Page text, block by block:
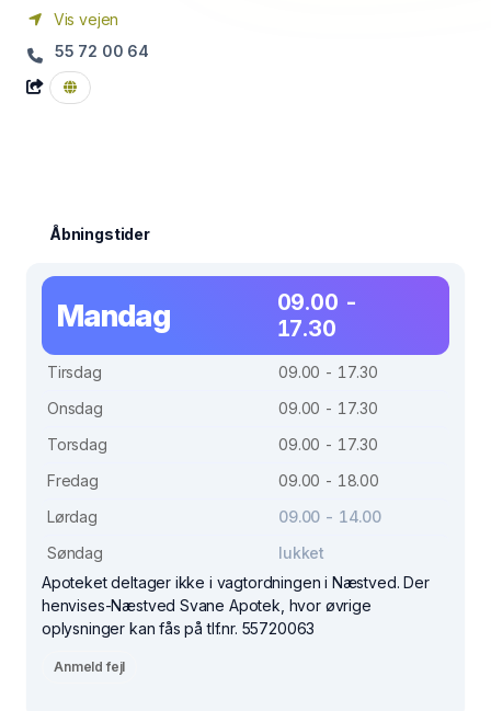
Vis vejen
55 72 00 64
Åbningstider
Mandag
09.00 -
17.30
Tirsdag
09.00 - 17.30
Onsdag
09.00 - 17.30
Torsdag
09.00 - 17.30
Fredag
09.00 - 18.00
Lørdag
09.00 - 14.00
Søndag
lukket
Apoteket deltager ikke i vagtordningen i Næstved. Der
henvises-Næstved Svane Apotek, hvor øvrige
oplysninger kan fås på tlf.nr. 55720063
Anmeld fejl